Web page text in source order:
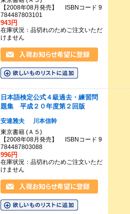
【2008年08月発売】 ISBNコード 9
784487803101
943円
在庫状況：品切れのためご注文いただ
けません
日本語検定公式４級過去・練習問
題集 平成２０年度第２回版
安達雅夫
川本信幹
東京書籍 (Ａ５)
【2008年08月発売】 ISBNコード 9
784487803088
996円
在庫状況：品切れのためご注文いただ
けません